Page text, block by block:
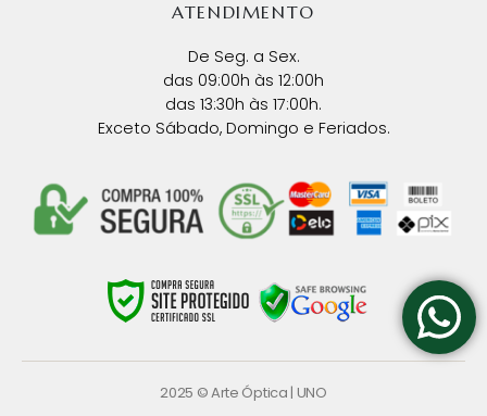
ATENDIMENTO
De Seg. a Sex.
das 09:00h às 12:00h
das 13:30h às 17:00h.
Exceto Sábado, Domingo e Feriados.
2025 © Arte Óptica | UNO